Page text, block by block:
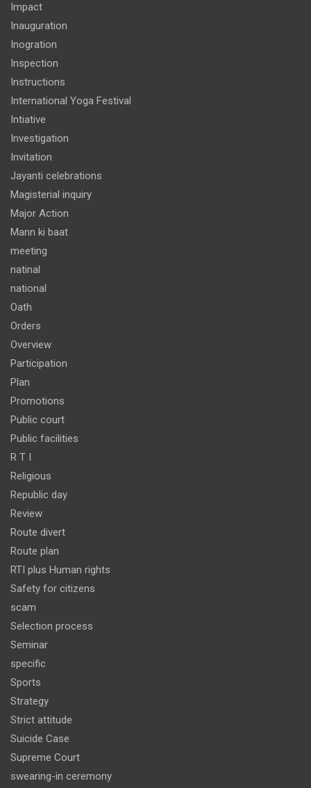
Impact
Inauguration
Inogration
Inspection
Instructions
International Yoga Festival
Intiative
Investigation
Invitation
Jayanti celebrations
Magisterial inquiry
Major Action
Mann ki baat
meeting
natinal
national
Oath
Orders
Overview
Participation
Plan
Promotions
Public court
Public facilities
R T I
Religious
Republic day
Review
Route divert
Route plan
RTI plus Human rights
Safety for citizens
scam
Selection process
Seminar
specific
Sports
Strategy
Strict attitude
Suicide Case
Supreme Court
swearing-in ceremony